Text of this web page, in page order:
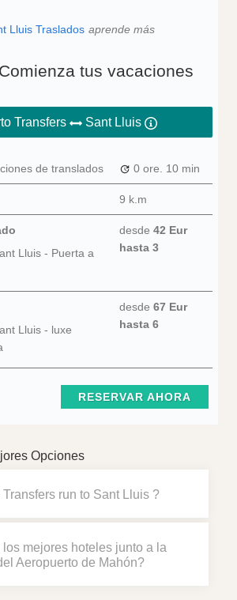
Lluis Traslados aprende más
tus vacaciones
Transfers Sant Lluis
de translados 0 ore. 10 min
9 k.m
Lluis - Puerta a
desde 42 Eur
hasta 3
Lluis - luxe
desde 67 Eur
hasta 6
RESERVAR AHORA
Opciones
run to Sant Lluis ?
mejores hoteles junto a la
Aeropuerto de Mahón?